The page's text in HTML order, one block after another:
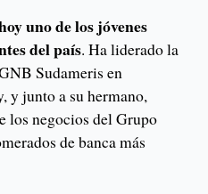
uno de los jóvenes
del país. Ha liderado la
Sudameris en
y junto a su hermano,
los negocios del Grupo
de banca más